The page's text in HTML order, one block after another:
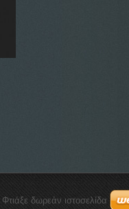
Φτιάξε δωρεάν ιστοσελίδα